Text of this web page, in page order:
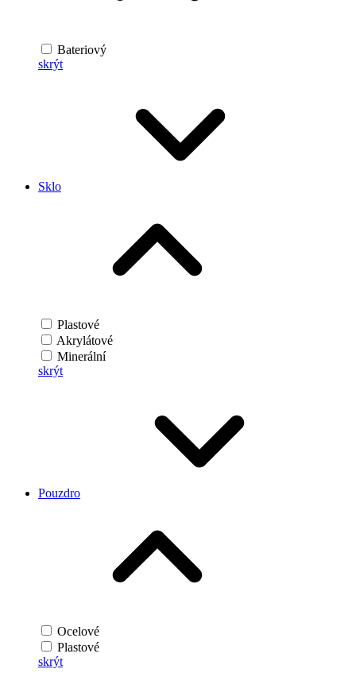
Bateriový
skrýt
Sklo
Plastové
Akrylátové
Minerální
skrýt
Pouzdro
Ocelové
Plastové
skrýt